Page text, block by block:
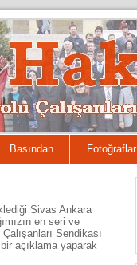
Basından Fotoğraflar
Sivas Ankara
en seri ve
Sendikası
açıklama yaparak